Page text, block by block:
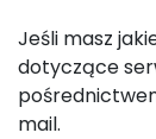
Jeśli masz
dotyczące
mail.